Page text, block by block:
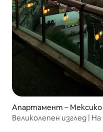
Апартамент –
Великолепен изглед |